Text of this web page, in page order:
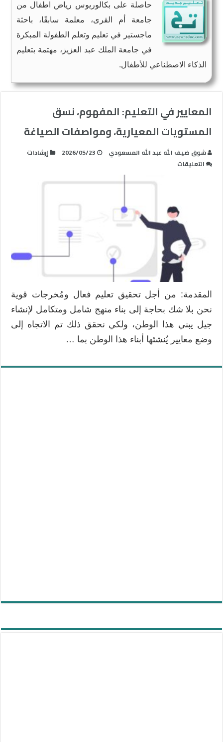
حاصلة على بكالوريوس رياض اطفال من
جامعة أم القرى، معلمة سابقًا، باحثة
ماجستير في تعليم وتعلم الطفولة المبكرة
في جامعة الملك عبد العزيز، مهتمة بتعليم
الذكاء الاصطناعي للأطفال.
المعايير في التعليم: المفهوم، نسق
المستويات المعيارية، ومواصفات الصياغة
شوق ضيف الله عبد الله المسعودي 2026/05/23
إرشادات
التعليقات
المفهوم،
نسق
المستويات
المعيارية،
ومواصفات
الصياغة
مغلقة
المقدمة: من أجل تحقيق تعليم فعال ومُخرجات قوية
نحن بلا شك بحاجة إلى بناء منهج شامل ومتكامل لإنشاء
جيل يبني هذا الوطن، ولكي نحقق ذلك تم الاتجاه إلى
وضع معايير يُنشئها أبناء هذا الوطن بما …